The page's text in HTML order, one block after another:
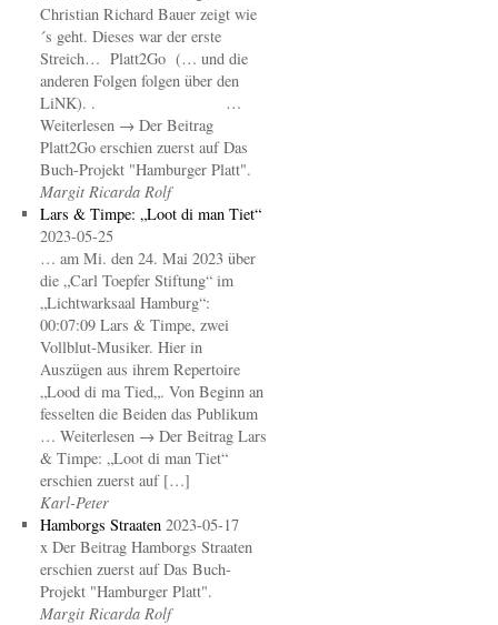
Christian Richard Bauer zeigt wie
´s geht. Dieses war der erste
Streich… Platt2Go (… und die
anderen Folgen folgen über den
LiNK). . …
Weiterlesen → Der Beitrag
Platt2Go erschien zuerst auf Das
Buch-Projekt "Hamburger Platt".
Margit Ricarda Rolf
Lars & Timpe: „Loot di man Tiet“
2023-05-25
… am Mi. den 24. Mai 2023 über
die „Carl Toepfer Stiftung“ im
„Lichtwarksaal Hamburg“:
00:07:09 Lars & Timpe, zwei
Vollblut-Musiker. Hier in
Auszügen aus ihrem Repertoire
„Lood di ma Tied„. Von Beginn an
fesselten die Beiden das Publikum
… Weiterlesen → Der Beitrag Lars
& Timpe: „Loot di man Tiet“
erschien zuerst auf […]
Karl-Peter
Hamborgs Straaten 2023-05-17
x Der Beitrag Hamborgs Straaten
erschien zuerst auf Das Buch-
Projekt "Hamburger Platt".
Margit Ricarda Rolf